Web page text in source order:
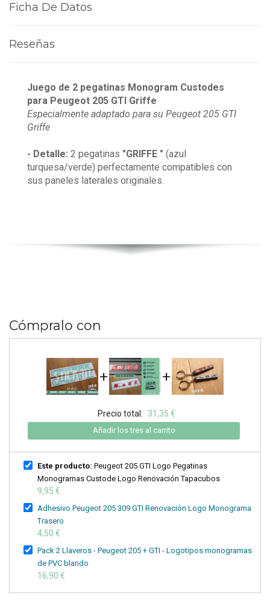
Ficha De Datos
Reseñas
Juego de 2 pegatinas Monogram Custodes
para Peugeot 205 GTI Griffe
Especialmente adaptado para su Peugeot 205 GTI
Griffe
- Detalle: 2 pegatinas "GRIFFE " (azul
turquesa/verde) perfectamente compatibles con
sus paneles laterales originales.
Cómpralo con
+ +
Precio total: 31,35 €
Añadir los tres al carrito
Este producto: Peugeot 205 GTI Logo Pegatinas
Monogramas Custode Logo Renovación Tapacubos
9,95 €
Adhesivo Peugeot 205 309 GTI Renovación Logo Monograma
Trasero
4,50 €
Pack 2 Llaveros - Peugeot 205 + GTI - Logotipos monogramas
de PVC blando
16,90 €